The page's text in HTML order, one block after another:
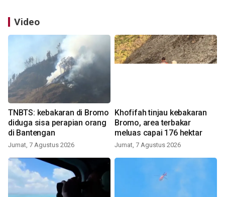
Video
TNBTS: kebakaran di Bromo
diduga sisa perapian orang
di Bantengan
Jumat, 7 Agustus 2026
Khofifah tinjau kebakaran
Bromo, area terbakar
meluas capai 176 hektar
Jumat, 7 Agustus 2026